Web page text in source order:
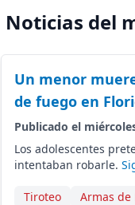
Noticias del
Un menor
de fuego en
Publicado el
Los adolescentes
intentaban robarle.
Tiroteo Armas de